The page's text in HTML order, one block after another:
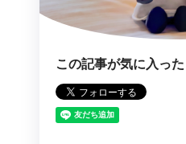
この記事が気に入っ